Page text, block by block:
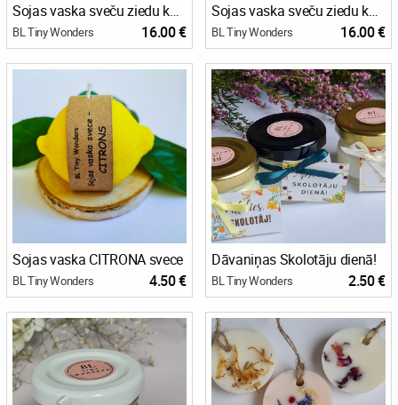
Sojas vaska sveču ziedu komplekts
BL Tiny Wonders 16.00 €
Sojas vaska sveču ziedu komplekts
BL Tiny Wonders 16.00 €
Sojas vaska CITRONA svece
BL Tiny Wonders 4.50 €
Dāvaniņas Skolotāju dienā!
BL Tiny Wonders 2.50 €